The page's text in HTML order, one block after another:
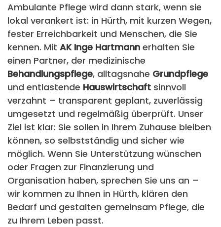
Ambulante Pflege wird dann stark, wenn sie
lokal verankert ist: in Hürth, mit kurzen Wegen,
fester Erreichbarkeit und Menschen, die Sie
kennen. Mit AK Inge Hartmann erhalten Sie
einen Partner, der medizinische
Behandlungspflege, alltagsnahe Grundpflege
und entlastende Hauswirtschaft sinnvoll
verzahnt – transparent geplant, zuverlässig
umgesetzt und regelmäßig überprüft. Unser
Ziel ist klar: Sie sollen in Ihrem Zuhause bleiben
können, so selbstständig und sicher wie
möglich. Wenn Sie Unterstützung wünschen
oder Fragen zur Finanzierung und
Organisation haben, sprechen Sie uns an –
wir kommen zu Ihnen in Hürth, klären den
Bedarf und gestalten gemeinsam Pflege, die
zu Ihrem Leben passt.